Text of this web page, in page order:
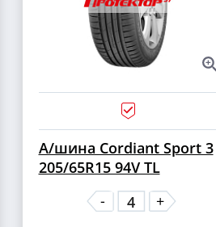
А/шина Cordiant Sport 3
205/65R15 94V TL
-
+